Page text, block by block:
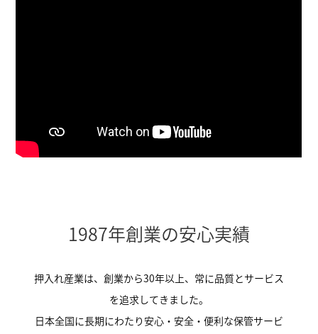
1987年創業の安心実績
押入れ産業は、創業から30年以上、常に品質とサービス
を追求してきました。
日本全国に長期にわたり安心・安全・便利な保管サービ